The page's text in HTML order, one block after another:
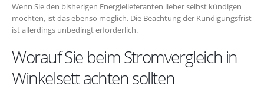
Wenn Sie den bisherigen Energielieferanten lieber selbst kündigen
möchten, ist das ebenso möglich. Die Beachtung der Kündigungsfrist
ist allerdings unbedingt erforderlich.
Worauf Sie beim Stromvergleich in
Winkelsett achten sollten